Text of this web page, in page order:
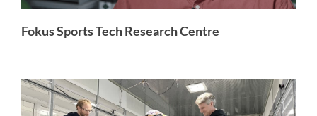
Fokus Sports Tech Research Centre